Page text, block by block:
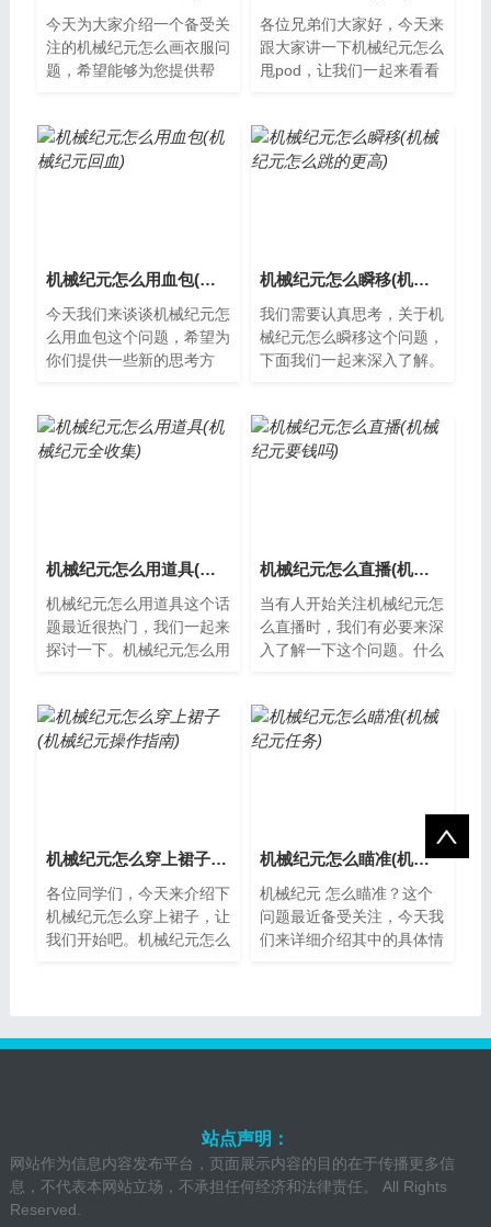
今天为大家介绍一个备受关
注的机械纪元怎么画衣服问
题，希望能够为您提供帮
纪元？机械纪...
各位兄弟们大家好，今天来
跟大家讲一下机械纪元怎么
甩pod，让我们一起来看看
渐崛起。机...
机械纪元怎么用血包(机械纪元回血)
今天我们来谈谈机械纪元怎
么用血包这个问题，希望为
你们提供一些新的思考方
未来世界。在...
机械纪元怎么瞬移(机械纪元怎么跳的更高)
我们需要认真思考，关于机
械纪元怎么瞬移这个问题，
下面我们一起来深入了解。
在游戏中扮...
机械纪元怎么用道具(机械纪元全收集)
机械纪元怎么用道具这个话
题最近很热门，我们一起来
探讨一下。机械纪元怎么用
够帮助玩家...
机械纪元怎么直播(机械纪元要钱吗)
当有人开始关注机械纪元怎
么直播时，我们有必要来深
入了解一下这个问题。什么
现生产和服...
机械纪元怎么穿上裙子(机械纪元操作指南)
各位同学们，今天来介绍下
机械纪元怎么穿上裙子，让
我们开始吧。机械纪元怎么
机械纪元怎么瞄准(机械纪元任务)
机械纪元 怎么瞄准？这个
问题最近备受关注，今天我
们来详细介绍其中的具体情
站点声明：
网站作为信息内容发布平台，页面展示内容的目的在于传播更多信
息，不代表本网站立场，不承担任何经济和法律责任。 All Rights
Reserved.